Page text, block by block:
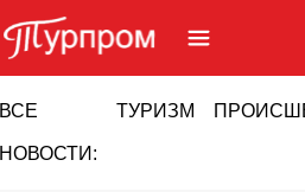
ВСЕ
НОВОСТИ:
ТУРИЗМ